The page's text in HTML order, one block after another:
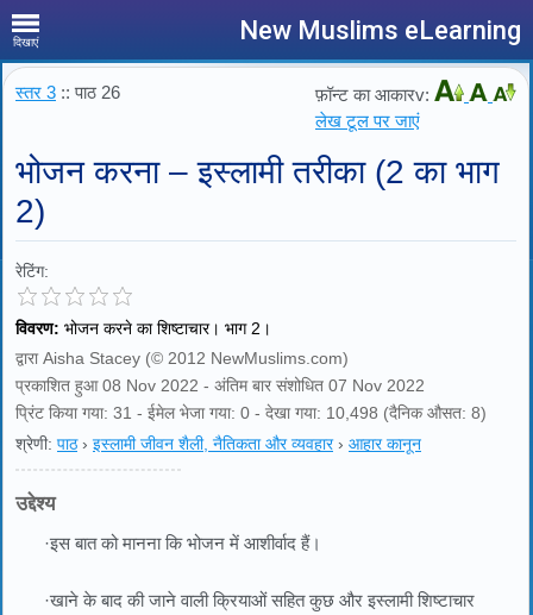
दिखाएं New Muslims eLearning
स्तर 3 :: पाठ 26
फ़ॉन्ट का आकारv:
लेख टूल पर जाएं
भोजन करना – इस्लामी तरीका (2 का भाग
2)
रेटिंग:
विवरण: भोजन करने का शिष्टाचार। भाग 2।
द्वारा Aisha Stacey (© 2012 NewMuslims.com)
प्रकाशित हुआ 08 Nov 2022 - अंतिम बार संशोधित 07 Nov 2022
प्रिंट किया गया: 31 - ईमेल भेजा गया: 0 - देखा गया: 10,498 (दैनिक औसत: 8)
श्रेणी: पाठ› इस्लामी जीवन शैली, नैतिकता और व्यवहार› आहार कानून
उद्देश्य
·इस बात को मानना कि भोजन में आशीर्वाद हैं।
·खाने के बाद की जाने वाली क्रियाओं सहित कुछ और इस्लामी शिष्टाचार